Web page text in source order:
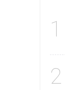
1
2